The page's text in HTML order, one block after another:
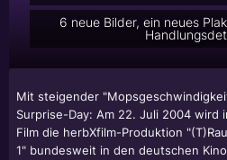
6 neue Bilder, ein neues
Mit steigender
Surprise-Day: Am 22. Juli 2004 wird
Film die herbXfilm-Produktion
1" bundesweit in den deutschen